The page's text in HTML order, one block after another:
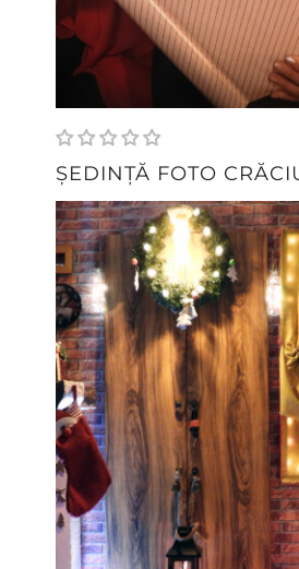
ȘEDINȚĂ FOTO